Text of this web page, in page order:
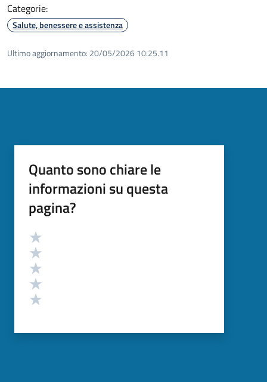
Categorie:
Salute, benessere e assistenza
Ultimo aggiornamento: 20/05/2026 10:25.11
Quanto sono chiare le
informazioni su questa
pagina?
Valutazione